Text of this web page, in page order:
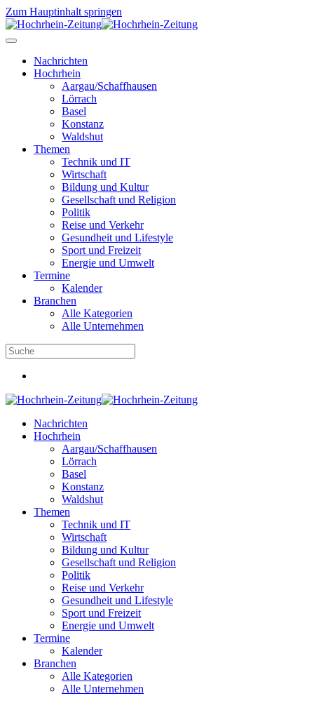
Zum Hauptinhalt springen
Nachrichten
Hochrhein
Aargau/Schaffhausen
Lörrach
Basel
Konstanz
Waldshut
Themen
Technik und IT
Wirtschaft
Bildung und Kultur
Gesellschaft und Religion
Politik
Reise und Verkehr
Gesundheit und Lifestyle
Sport und Freizeit
Energie und Umwelt
Termine
Kalender
Branchen
Alle Kategorien
Alle Unternehmen
Nachrichten
Hochrhein
Aargau/Schaffhausen
Lörrach
Basel
Konstanz
Waldshut
Themen
Technik und IT
Wirtschaft
Bildung und Kultur
Gesellschaft und Religion
Politik
Reise und Verkehr
Gesundheit und Lifestyle
Sport und Freizeit
Energie und Umwelt
Termine
Kalender
Branchen
Alle Kategorien
Alle Unternehmen